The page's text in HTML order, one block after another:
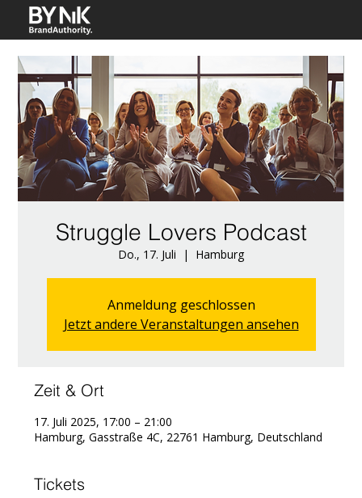
Struggle Lovers Podcast
Do., 17. Juli
  |
Hamburg
Anmeldung geschlossen
Jetzt andere Veranstaltungen ansehen
Zeit & Ort
17. Juli 2025, 17:00 – 21:00
Hamburg, Gasstraße 4C, 22761 Hamburg, Deutschland
Tickets